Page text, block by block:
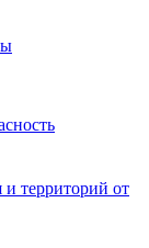
территорий от